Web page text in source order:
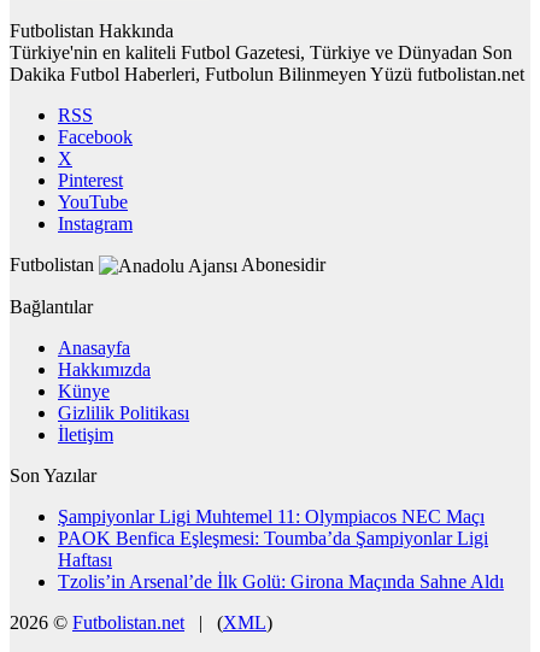
Futbolistan Hakkında
Türkiye'nin en kaliteli Futbol Gazetesi, Türkiye ve Dünyadan Son
Dakika Futbol Haberleri, Futbolun Bilinmeyen Yüzü futbolistan.net
RSS
Facebook
X
Pinterest
YouTube
Instagram
Futbolistan
Abonesidir
Bağlantılar
Anasayfa
Hakkımızda
Künye
Gizlilik Politikası
İletişim
Son Yazılar
Şampiyonlar Ligi Muhtemel 11: Olympiacos NEC Maçı
PAOK Benfica Eşleşmesi: Toumba’da Şampiyonlar Ligi
Haftası
Tzolis’in Arsenal’de İlk Golü: Girona Maçında Sahne Aldı
2026 © Futbolistan.net | (XML)